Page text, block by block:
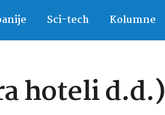
Sci-tech Kolumne
hoteli d.d.)